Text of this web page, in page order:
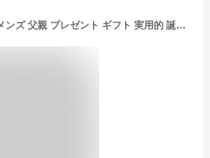
【送料無料】折りたたみ傘 メンズ 父親 プレゼント ギフト 実用的 誕生日 無地 超軽量 約105g 傘 カーボン 胸ポケットサイズ 超撥水 55cm 雨傘 折り畳み 通勤 旅行 軽量 コンパクト レイングッズ